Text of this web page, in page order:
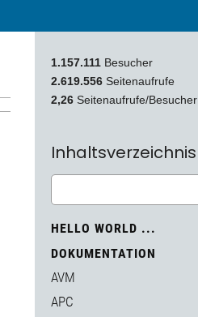
1.157.111 Besucher
2.619.556 Seitenaufrufe
2,26 Seitenaufrufe/Besucher
Inhaltsverzeichnis
HELLO WORLD ...
DOKUMENTATION
AVM
APC